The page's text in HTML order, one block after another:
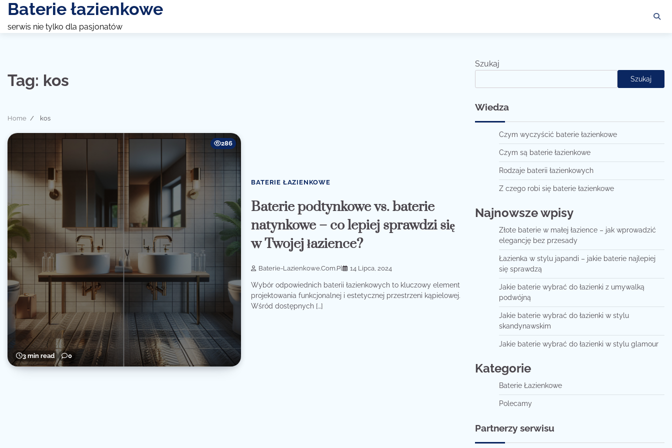
Skip
content
Baterie łazienkowe
serwis nie tylko dla pasjonatów
Tag: kos
Home kos
3 min read 0
286
BATERIE ŁAZIENKOWE
Baterie podtynkowe vs. baterie
natynkowe – co lepiej sprawdzi się
w Twojej łazience?
Baterie-Lazienkowe.com.pl 14 Lipca, 2024
Wybór odpowiednich baterii łazienkowych to kluczowy element
projektowania funkcjonalnej i estetycznej przestrzeni kąpielowej.
Wśród dostępnych […]
Szukaj
Szukaj
Wiedza
Czym wyczyścić baterie łazienkowe
Czym są baterie łazienkowe
Rodzaje baterii łazienkowych
Z czego robi się baterie łazienkowe
Najnowsze wpisy
Złote baterie w małej łazience – jak wprowadzić
elegancję bez przesady
Łazienka w stylu japandi – jakie baterie najlepiej
się sprawdzą
Jakie baterie wybrać do łazienki z umywalką
podwójną
Jakie baterie wybrać do łazienki w stylu
skandynawskim
Jakie baterie wybrać do łazienki w stylu glamour
Kategorie
Baterie Łazienkowe
Polecamy
Partnerzy serwisu